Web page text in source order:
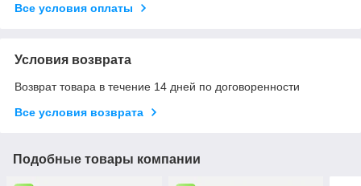
Все условия оплаты
Условия возврата
Возврат товара в течение 14 дней по договоренности
Все условия возврата
Подобные товары компании